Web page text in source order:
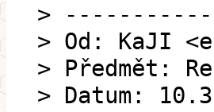
>
> Od: KaJI
> Předmět:
> Datum: